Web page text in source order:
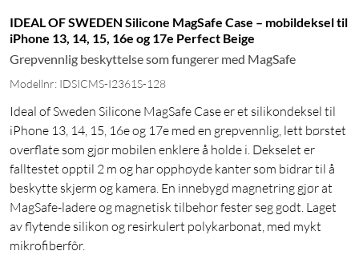
IDEAL OF SWEDEN Silicone MagSafe Case – mobildeksel til
iPhone 13, 14, 15, 16e og 17e Perfect Beige
Grepvennlig beskyttelse som fungerer med MagSafe
Modellnr: IDSICMS-I2361S-128
Ideal of Sweden Silicone MagSafe Case er et silikondeksel til
iPhone 13, 14, 15, 16e og 17e med en grepvennlig, lett børstet
overflate som gjør mobilen enklere å holde i. Dekselet er
falltestet opptil 2 m og har opphøyde kanter som bidrar til å
beskytte skjerm og kamera. En innebygd magnetring gjør at
MagSafe-ladere og magnetisk tilbehør fester seg godt. Laget
av flytende silikon og resirkulert polykarbonat, med mykt
mikrofiberfôr.